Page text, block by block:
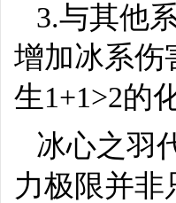
3.与其他
增加冰系伤
生1+1>2的
冰心之羽
力极限并